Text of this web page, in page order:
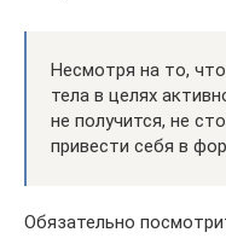
Несмотря на то,
тела в целях
не получится, не
привести себя в
Обязательно